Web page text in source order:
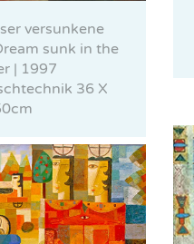
versunkene
sunk in the
| 1997
36 X